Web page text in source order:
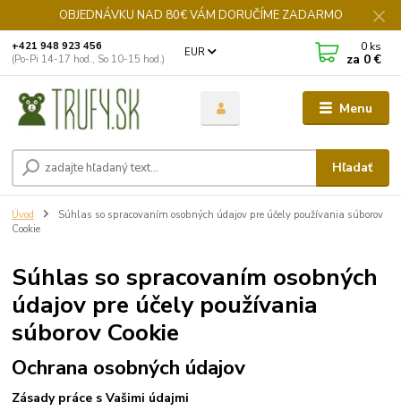
OBJEDNÁVKU NAD 80€ VÁM DORUČÍME ZADARMO
Menu
EUR
Hľadať
+421 948 923 456
(Po-Pi 14-17 hod., So 10-15 hod.)
0 ks
za 0 €
Úvod
Súhlas so spracovaním osobných údajov pre účely používania súborov
Cookie
Súhlas so spracovaním osobných
údajov pre účely používania
súborov Cookie
Ochrana osobných údajov
Zásady práce s Vašimi údajmi